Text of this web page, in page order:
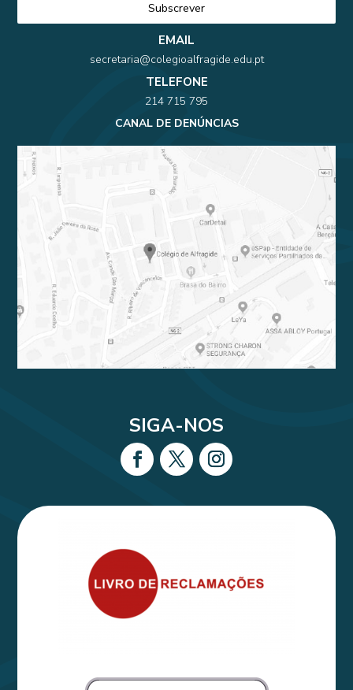
EMAIL
secretaria@colegioalfragide.edu.pt
TELEFONE
214 715 795
CANAL DE DENÚNCIAS
SIGA-NOS